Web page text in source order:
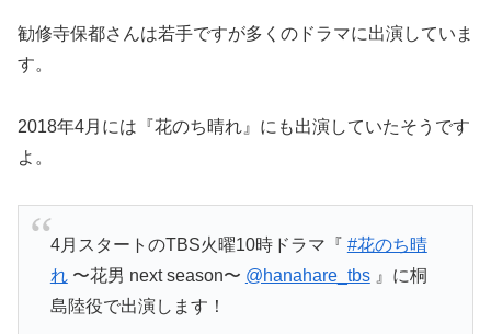
勧修寺保都さんは若手ですが多くのドラマに出演していま
す。
2018年4月には『花のち晴れ』にも出演していたそうです
よ。
4月スタートのTBS火曜10時ドラマ『 #花のち晴
れ〜花男 next season〜 @hanahare_tbs』に桐
島陸役で出演します！